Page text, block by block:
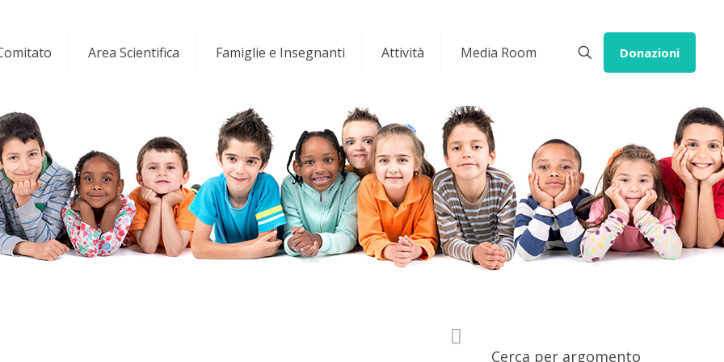
Area Scientifica Famiglie e Insegnanti Attività Media Room Donazioni
Cerca per argomento